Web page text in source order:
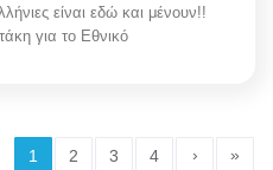
είναι εδώ και μένουν!!
για το Εθνικό
1 2 3 4 › »